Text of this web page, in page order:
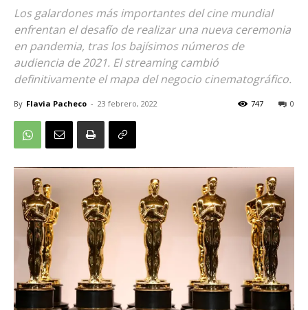
Los galardones más importantes del cine mundial
enfrentan el desafío de realizar una nueva ceremonia
en pandemia, tras los bajísimos números de
audiencia de 2021. El streaming cambió
definitivamente el mapa del negocio cinematográfico.
By Flavia Pacheco - 23 febrero, 2022 0
747